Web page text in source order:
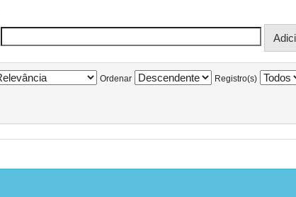
Ordenar Registro(s)